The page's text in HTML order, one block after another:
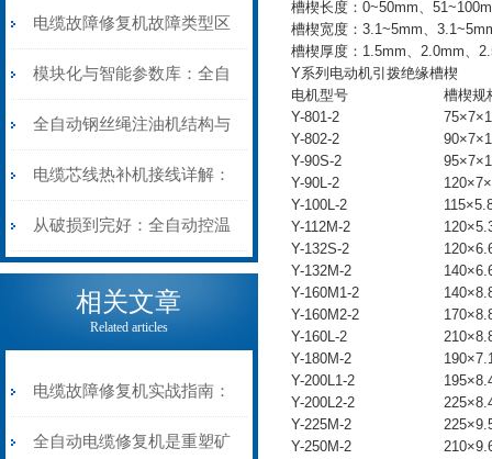
电缆故障修复机故障类型区
分指南：从“绝缘电
阻”到“波形特征”的精准诊
断逻辑
模块化与智能参数库：全自
动电缆修复机的快速换型逻
辑
全自动钢丝绳注油机结构与
工作原理：揭秘高效润滑的
机械密码
电缆芯线热补机接线详解：
从入门到精通
从破损到完好：全自动控温
电缆热补机的核心价值
相关文章
Related articles
电缆故障修复机实战指南：
从“盲测”到“精确定点”的三
全自动电缆修复机是重塑矿
槽楔长度：0~50mm、
槽楔宽度：3.1~5mm、
槽楔厚度：1.5mm、2.0mm、
Y系列电动机引拨绝缘槽楔
电机型号
槽楔规
Y-801-2
Y-802-2
Y-90S-2
Y-90L-2
Y-100L-2
Y-112M-2
Y-132S-2
Y-132M-2
Y-160M1-2
Y-160M2-2
Y-160L-2
Y-180M-2
Y-200L1-2
Y-200L2-2
Y-225M-2
Y-250M-2